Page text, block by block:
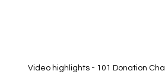
Video highlights - 101 Donation